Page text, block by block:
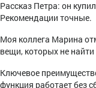
Рассказ Петра: он
Рекомендации точные.
Моя коллега Марина
вещи, которых не найти
Ключевое
функция работает без